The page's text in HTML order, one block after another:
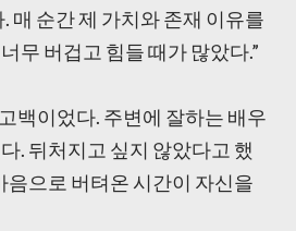
매 순간 제 가치와 존재 이유를
무 버겁고 힘들 때가 많았다.”
백이었다. 주변에 잘하는 배우
. 뒤처지고 싶지 않았다고 했
음으로 버텨온 시간이 자신을